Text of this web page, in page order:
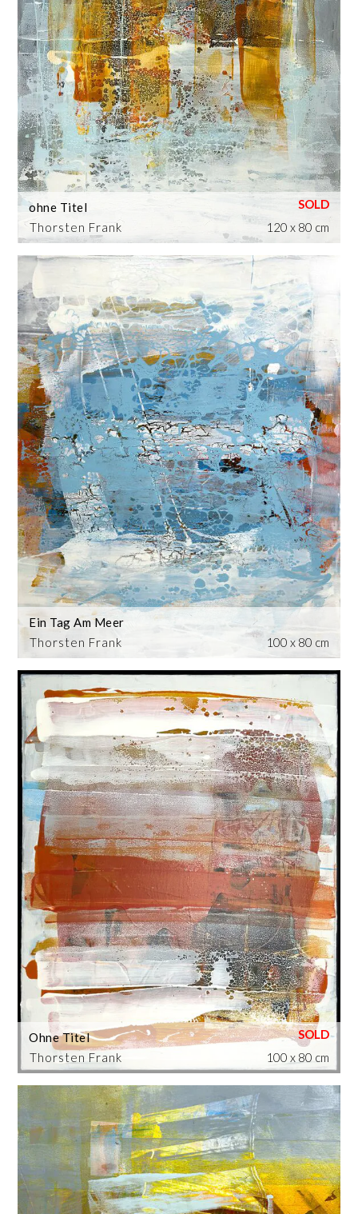
Thorsten Frank
ohne Titel
120 x 80 cm
Thorsten Frank
Ein Tag Am Meer
100 x 80 cm
Thorsten Frank
Ohne Titel
100 x 80 cm